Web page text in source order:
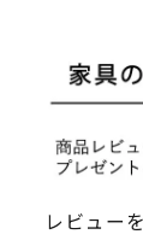
レビュー